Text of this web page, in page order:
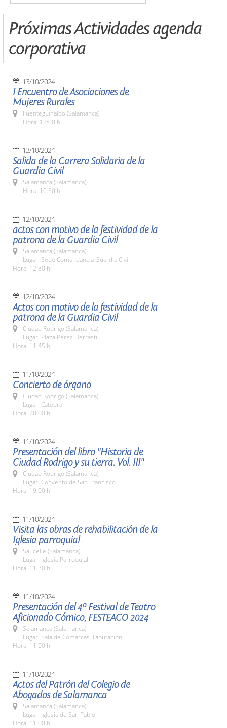
Próximas Actividades agenda
corporativa
13/10/2024
I Encuentro de Asociaciones de
Mujeres Rurales
Fuenteguinaldo (Salamanca)
Hora: 12:00 h.
13/10/2024
Salida de la Carrera Solidaria de la
Guardia Civil
Salamanca (Salamanca)
Hora: 10:30 h.
12/10/2024
actos con motivo de la festividad de la
patrona de la Guardia Civil
Salamanca (Salamanca)
Lugar: Sede Comandancia Guardia Civil
Hora: 12:30 h.
12/10/2024
Actos con motivo de la festividad de la
patrona de la Guardia Civil
Ciudad Rodrigo (Salamanca)
Lugar: Plaza Pérez Herrasti
Hora: 11:45 h.
11/10/2024
Concierto de órgano
Ciudad Rodrigo (Salamanca)
Lugar: Catedral
Hora: 20:00 h.
11/10/2024
Presentación del libro "Historia de
Ciudad Rodrigo y su tierra. Vol. III"
Ciudad Rodrigo (Salamanca)
Lugar: Convento de San Francisco
Hora: 19:00 h.
11/10/2024
Visita las obras de rehabilitación de la
Iglesia parroquial
Saucelle (Salamanca)
Lugar: Iglesia Parroquial
Hora: 11:30 h.
11/10/2024
Presentación del 4º Festival de Teatro
Aficionado Cómico, FESTEACO 2024
Salamanca (Salamanca)
Lugar: Sala de Comarcas. Diputación
Hora: 11:00 h.
11/10/2024
Actos del Patrón del Colegio de
Abogados de Salamanca
Salamanca (Salamanca)
Lugar: Iglesia de San Pablo
Hora: 11.00 h.